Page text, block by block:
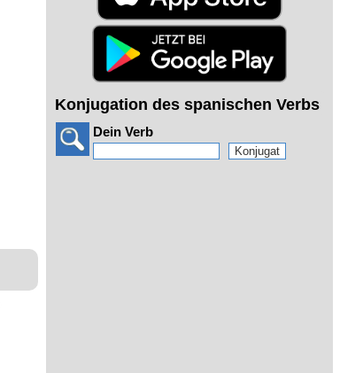
Konjugation des spanischen Verbs
Dein Verb